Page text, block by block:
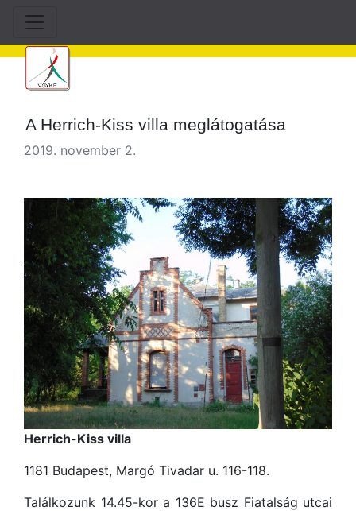
A Herrich-Kiss villa meglátogatása
2019. november 2.
Herrich-Kiss villa
1181 Budapest, Margó Tivadar u. 116-118.
Találkozunk 14.45-kor a 136E busz Fiatalság utcai